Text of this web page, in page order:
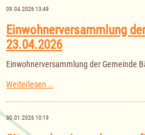
und
Soziales
am
28.04.2026
09.04.2026 13:49
Einwohnerversammlung
23.04.2026
Einwohnerversammlung der Gemeinde
Weiterlesen …
Gemeinde
23.04.2026
30.01.2026 10:19